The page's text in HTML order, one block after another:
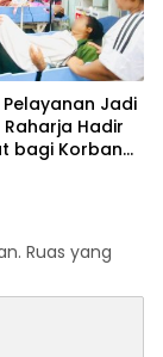
Jadi
Hadir
bagi Korban
Ruas yang